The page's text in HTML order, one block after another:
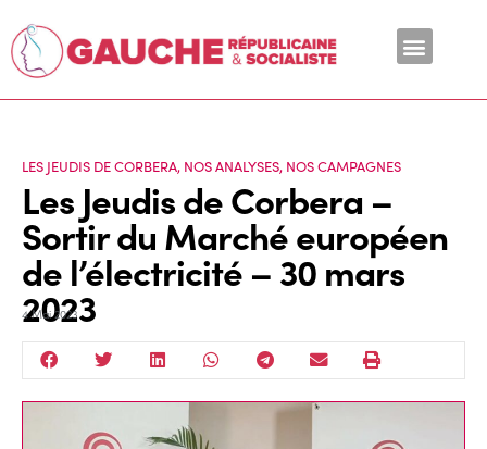
LES JEUDIS DE CORBERA, NOS ANALYSES, NOS CAMPAGNES
Les Jeudis de Corbera –
Sortir du Marché européen
de l’électricité – 30 mars
2023
4 Mai 2023